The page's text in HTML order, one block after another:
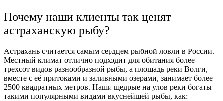
Почему наши клиенты так ценят
астраханскую рыбу?
Астрахань считается самым сердцем рыбной ловли в России.
Местный климат отлично подходит для обитания более
трехсот видов разнообразной рыбы, а площадь реки Волги,
вместе с её притоками и заливными озерами, занимает более
2500 квадратных метров. Наши щедрые на улов реки богаты
такими популярными видами вкуснейшей рыбы, как: